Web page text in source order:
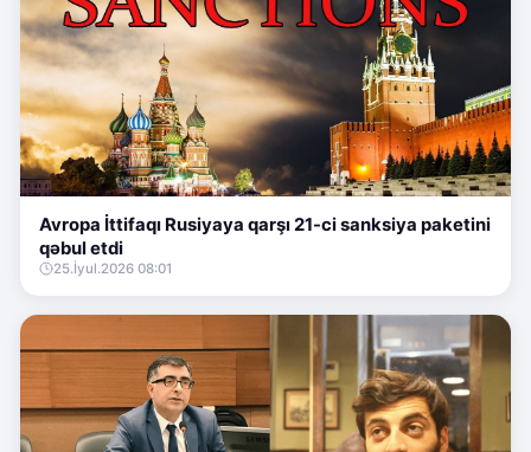
Avropa İttifaqı Rusiyaya qarşı 21-ci sanksiya paketini
qəbul etdi
25.İyul.2026 08:01